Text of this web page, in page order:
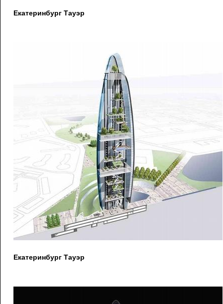
Екатеринбург Тауэр
Екатеринбург Тауэр